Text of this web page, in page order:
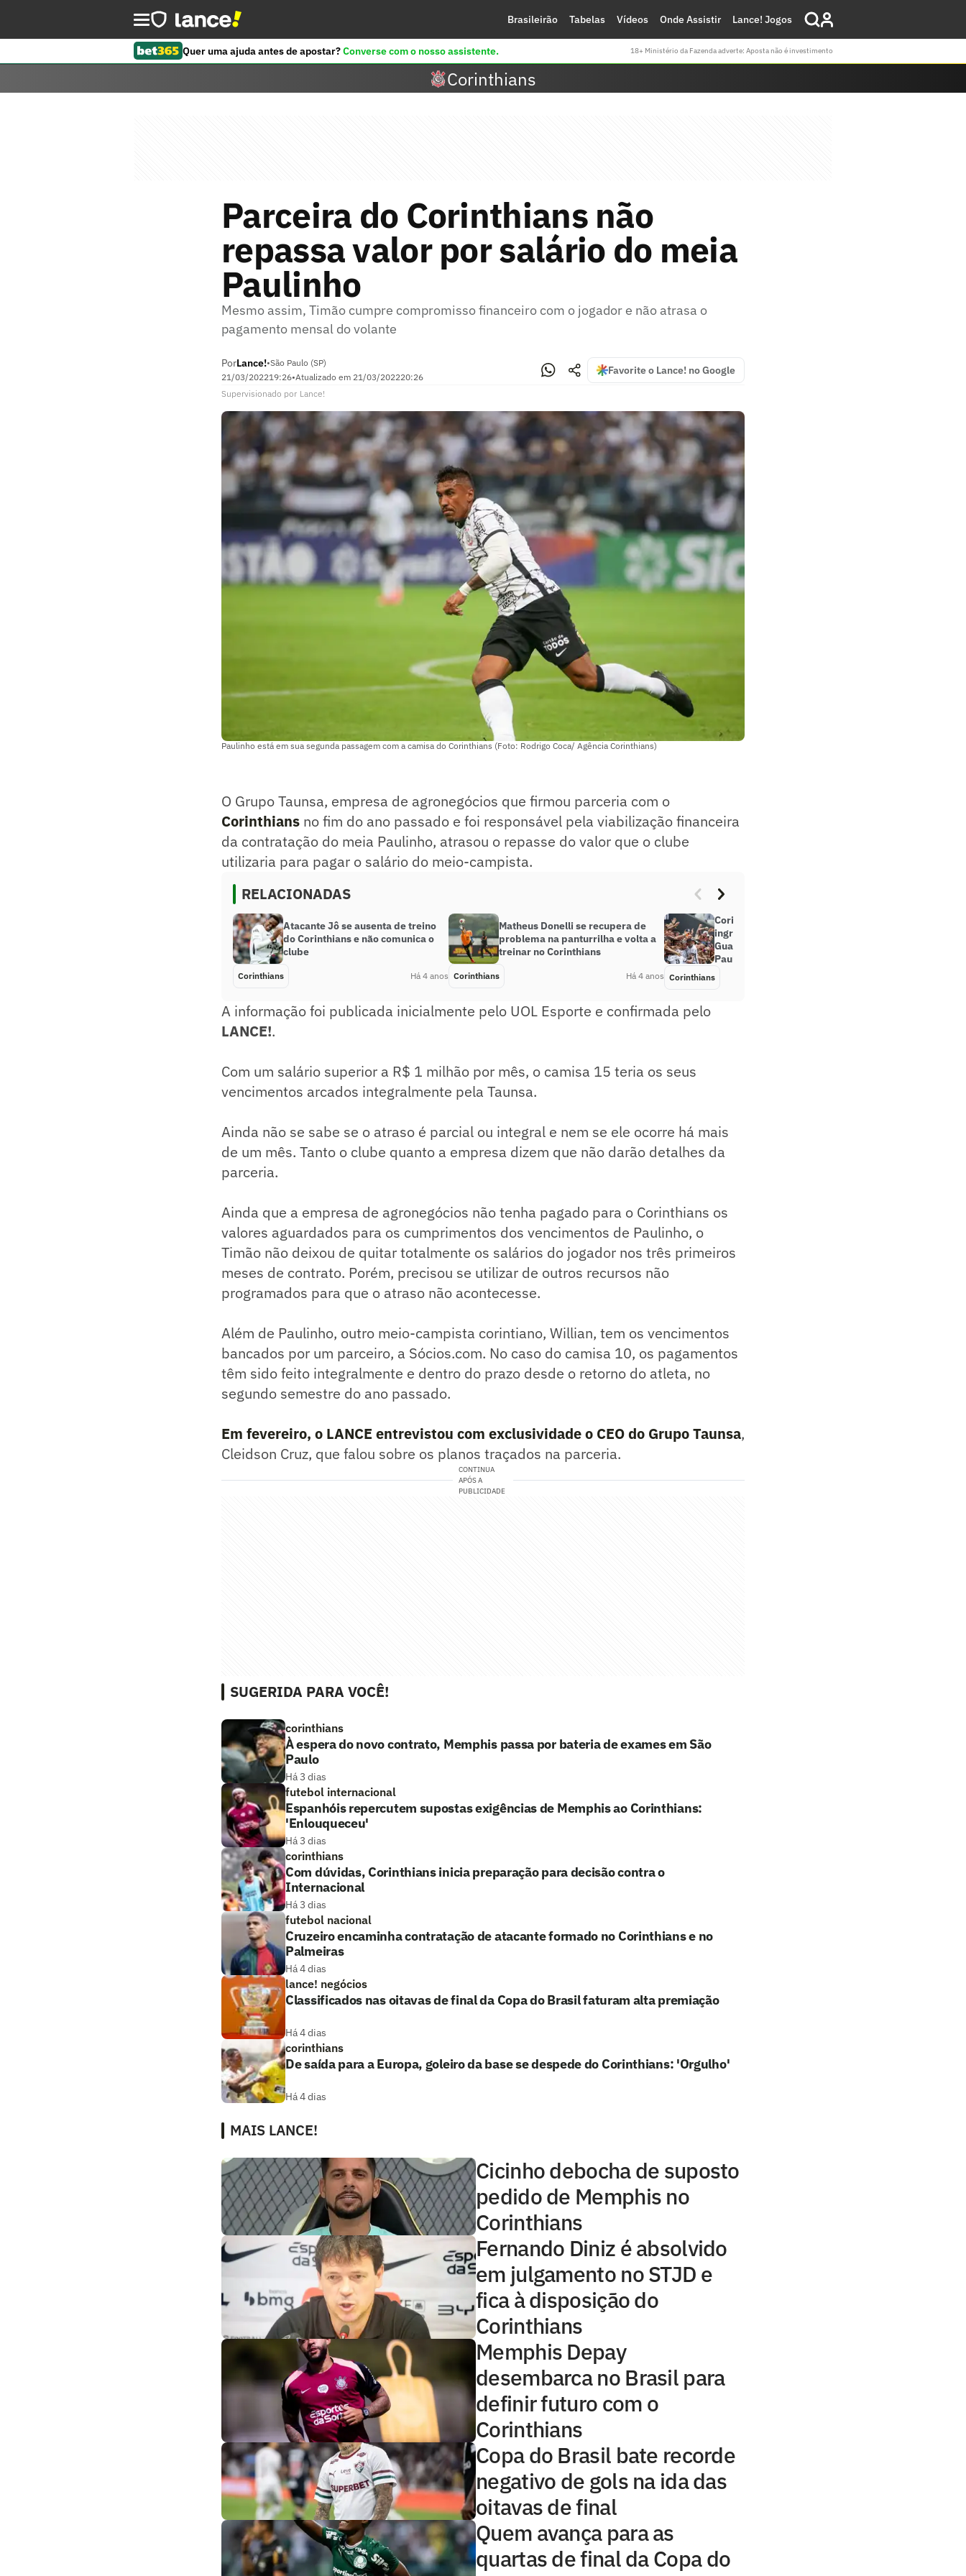
Brasileirão Tabelas Vídeos Onde Assistir Lance! Jogos
Quer uma ajuda antes de apostar?Converse com o nosso assistente. 18+ Ministério da Fazenda adverte: Aposta não é investimento
Corinthians
Parceira do Corinthians não
repassa valor por salário do meia
Paulinho
Mesmo assim, Timão cumpre compromisso financeiro com o jogador e não atrasa o
pagamento mensal do volante
PorLance!•São Paulo (SP)
21/03/202219:26•Atualizado em 21/03/202220:26
Favorite o Lance! no Google
Supervisionado por Lance!
Paulinho está em sua segunda passagem com a camisa do Corinthians (Foto: Rodrigo Coca/ Agência Corinthians)
O Grupo Taunsa, empresa de agronegócios que firmou parceria com o
Corinthians no fim do ano passado e foi responsável pela viabilização financeira
da contratação do meia Paulinho, atrasou o repasse do valor que o clube
utilizaria para pagar o salário do meio-campista.
RELACIONADAS
Atacante Jô se ausenta de treino
do Corinthians e não comunica o
clube
Corinthians Há 4 anos
Matheus Donelli se recupera de
problema na panturrilha e volta a
treinar no Corinthians
Corinthians Há 4 anos
Corinthians abre venda de
ingressos para duelo contra o
Guarani, pelas quartas de final do
Paulista
Corinthians
A informação foi publicada inicialmente pelo UOL Esporte e confirmada pelo
LANCE!.
Com um salário superior a R$ 1 milhão por mês, o camisa 15 teria os seus
vencimentos arcados integralmente pela Taunsa.
Ainda não se sabe se o atraso é parcial ou integral e nem se ele ocorre há mais
de um mês. Tanto o clube quanto a empresa dizem que não darão detalhes da
parceria.
Ainda que a empresa de agronegócios não tenha pagado para o Corinthians os
valores aguardados para os cumprimentos dos vencimentos de Paulinho, o
Timão não deixou de quitar totalmente os salários do jogador nos três primeiros
meses de contrato. Porém, precisou se utilizar de outros recursos não
programados para que o atraso não acontecesse.
Além de Paulinho, outro meio-campista corintiano, Willian, tem os vencimentos
bancados por um parceiro, a Sócios.com. No caso do camisa 10, os pagamentos
têm sido feito integralmente e dentro do prazo desde o retorno do atleta, no
segundo semestre do ano passado.
Em fevereiro, o LANCE entrevistou com exclusividade o CEO do Grupo Taunsa,
Cleidson Cruz, que falou sobre os planos traçados na parceria.
CONTINUA
APÓS A
PUBLICIDADE
SUGERIDA PARA VOCÊ!
corinthians
À espera do novo contrato, Memphis passa por bateria de exames em São
Paulo
Há 3 dias
futebol internacional
Espanhóis repercutem supostas exigências de Memphis ao Corinthians:
'Enlouqueceu'
Há 3 dias
corinthians
Com dúvidas, Corinthians inicia preparação para decisão contra o
Internacional
Há 3 dias
futebol nacional
Cruzeiro encaminha contratação de atacante formado no Corinthians e no
Palmeiras
Há 4 dias
lance! negócios
Classificados nas oitavas de final da Copa do Brasil faturam alta premiação
Há 4 dias
corinthians
De saída para a Europa, goleiro da base se despede do Corinthians: 'Orgulho'
Há 4 dias
MAIS LANCE!
Cicinho debocha de suposto
pedido de Memphis no
Corinthians
Fernando Diniz é absolvido
em julgamento no STJD e
fica à disposição do
Corinthians
Memphis Depay
desembarca no Brasil para
definir futuro com o
Corinthians
Copa do Brasil bate recorde
negativo de gols na ida das
oitavas de final
Quem avança para as
quartas de final da Copa do